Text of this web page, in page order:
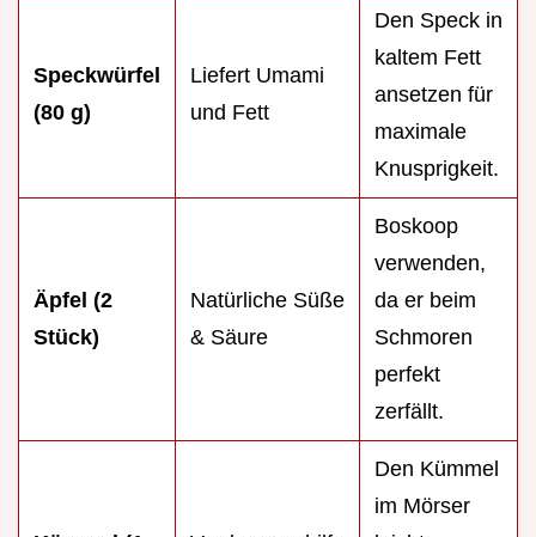
Speckwürfel
(80 g)
Liefert Umami
und Fett
Den Speck in
kaltem Fett
ansetzen für
maximale
Knusprigkeit.
Äpfel (2
Stück)
Natürliche Süße
& Säure
Boskoop
verwenden,
da er beim
Schmoren
perfekt
zerfällt.
Den Kümmel
im Mörser